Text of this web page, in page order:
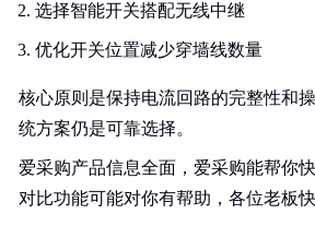
选择智能开关搭配无线中继
优化开关位置减少穿墙线数量
核心原则是保持电流回路的完整性和
统方案仍是可靠选择。
爱采购产品信息全面，爱采购能帮你
对比功能可能对你有帮助，各位老板